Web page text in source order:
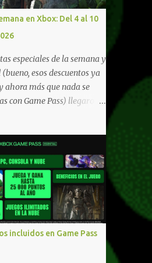
en Xbox: Del 4 al 10
especiales de la semana y
esos descuentos ya
ahora más que nada se
con Game Pass) llegaron a
juegos que están de
con soporte para
lo que nos permite
un progreso
PC y Xbox, y
de juegos compatibles
una mano con las
un tutorial extenso o en
quiten todas las dudas
incluidos en Game Pass